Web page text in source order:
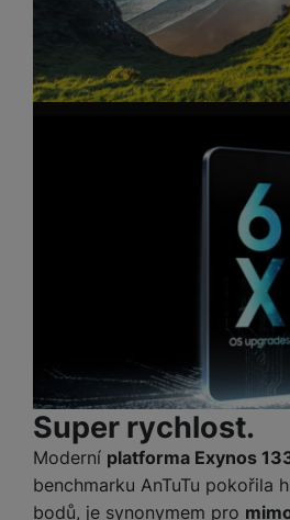
Super rychlost.
Moderní platforma Exynos
benchmarku AnTuTu pokořila
bodů, je synonymem pro